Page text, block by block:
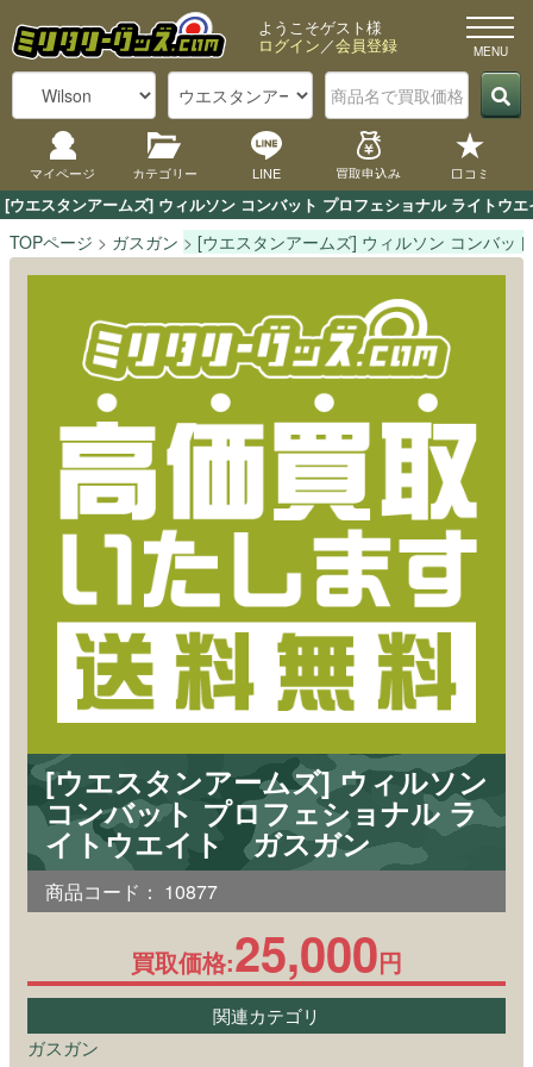
[ウエスタンアームズ] ウィルソン コンバット プロフェショナル ライトウ
ようこそゲスト様
ログイン／会員登録
マイページ カテゴリー LINE 買取申込み 口コミ
TOPページ ガスガン [ウエスタンアームズ] ウィルソン コンバッ
[ウエスタンアームズ] ウィルソン
コンバット プロフェショナル ラ
イトウエイト ガスガン
商品コード： 10877
買取価格:25,000円
関連カテゴリ
ガスガン